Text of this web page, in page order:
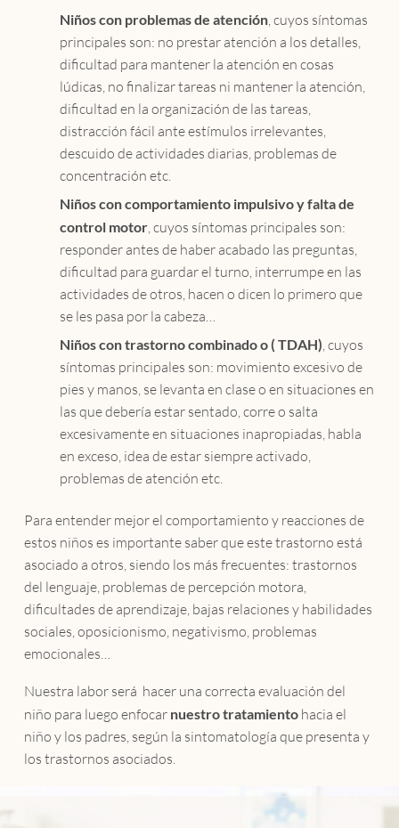
Niños con problemas de atención , cuyos síntomas
principales son: no prestar atención a los detalles,
dificultad para mantener la atención en cosas
lúdicas, no finalizar tareas ni mantener la atención,
dificultad en la organización de las tareas,
distracción fácil ante estímulos irrelevantes,
descuido de actividades diarias, problemas de
concentración etc.
Niños con comportamiento impulsivo y falta de
control motor , cuyos síntomas principales son:
responder antes de haber acabado las preguntas,
dificultad para guardar el turno, interrumpe en las
actividades de otros, hacen o dicen lo primero que
se les pasa por la cabeza…
Niños con trastorno combinado o ( TDAH) , cuyos
síntomas principales son: movimiento excesivo de
pies y manos, se levanta en clase o en situaciones en
las que debería estar sentado, corre o salta
excesivamente en situaciones inapropiadas, habla
en exceso, idea de estar siempre activado,
problemas de atención etc.
Para entender mejor el comportamiento y reacciones de
estos niños es importante saber que este trastorno está
asociado a otros, siendo los más frecuentes: trastornos
del lenguaje, problemas de percepción motora,
dificultades de aprendizaje, bajas relaciones y habilidades
sociales, oposicionismo, negativismo, problemas
emocionales…
Nuestra labor será hacer una correcta evaluación del
niño para luego enfocar nuestro tratamiento hacia el
niño y los padres, según la sintomatología que presenta y
los trastornos asociados.